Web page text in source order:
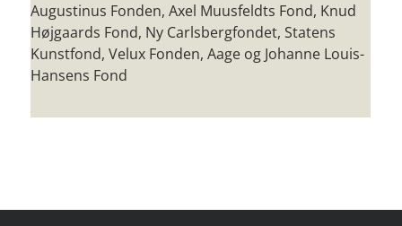
Augustinus Fonden, Axel Muusfeldts Fond, Knud
Højgaards Fond, Ny Carlsbergfondet, Statens
Kunstfond, Velux Fonden, Aage og Johanne Louis-
Hansens Fond